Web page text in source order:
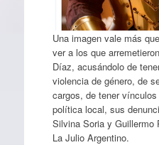
Una imagen vale más
ver a los que
Díaz, acusándolo de
violencia de género, de
cargos, de tener
política local, sus
Silvina Soria y Guillermo
La Julio Argentino.